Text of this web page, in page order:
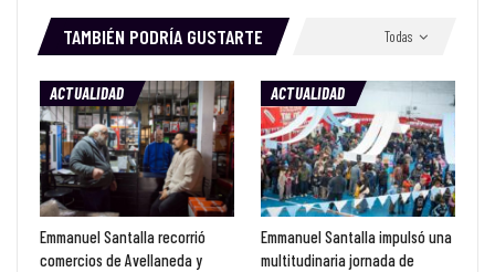
Todas
TAMBIÉN PODRÍA GUSTARTE
ACTUALIDAD
Emmanuel Santalla recorrió
comercios de Avellaneda y
ACTUALIDAD
Emmanuel Santalla impulsó una
multitudinaria jornada de